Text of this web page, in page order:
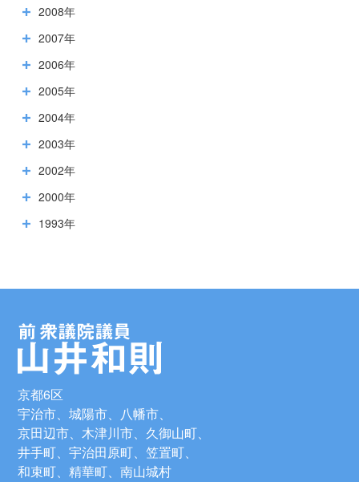
2008年
2007年
2006年
2005年
2004年
2003年
2002年
2000年
1993年
京都6区
宇治市、城陽市、八幡市、
京田辺市、木津川市、久御山町、
井手町、宇治田原町、笠置町、
和束町、精華町、南山城村